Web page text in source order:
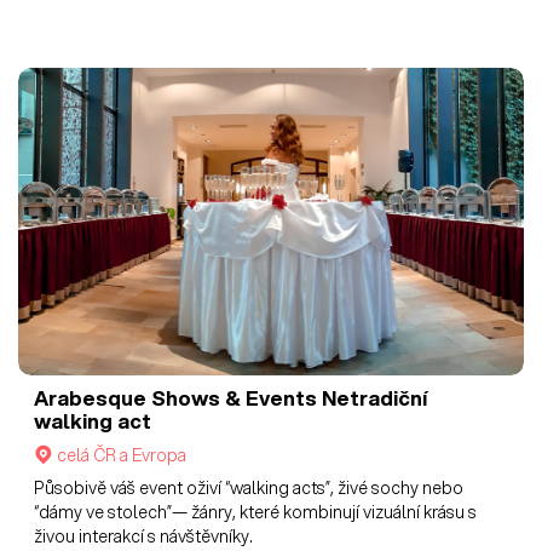
Arabesque Shows & Events Netradiční
walking act
celá ČR a Evropa
Působivě váš event oživí “walking acts”, živé sochy nebo
“dámy ve stolech”— žánry, které kombinují vizuální krásu s
živou interakcí s návštěvníky.